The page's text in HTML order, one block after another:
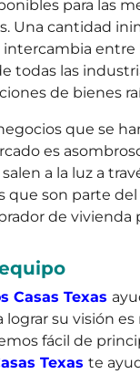
para las
Una cantidad
intercambia entre
todas las
de bienes
que se
es
a la luz a
que son parte
de vivienda
Casas Texas
lograr su visión
fácil de
Texas te